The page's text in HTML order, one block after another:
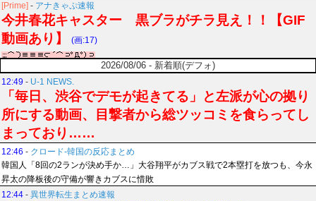
[Prime] - アナきゃぷ速報
今井春花キャスター 黒ブラがチラ見え！！【GIF
動画あり】
(画:17)
2026/08/06 - 新着順(デフォ)
12:49 - U-1 NEWS.
「毎日、渋谷でデモが起きてる」と左派が心の拠り
所にする動画、目撃者から総ツッコミを食らってし
まっており……
12:46 - クロード-韓国の反応まとめ
韓国人「8回の2ランが決め手か…」大谷翔平がカブス戦で2本塁打を放つも、今永
昇太の降板後の守備が響きカブスに惜敗
12:44 - 異世界転生まとめ速報